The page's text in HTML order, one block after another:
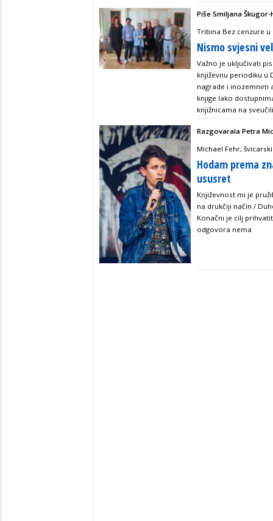
Piše Smiljana Škugor-
Tribina Bez cenzure u
Nismo svjesni
Važno je uključivati
književnu periodiku u
nagrade i inozemnim
knjige lako
knjižnicama na
Razgovarala Petra
Michael Fehr,
Hodam prema
ususret
Književnost mi je
na drukčiji način /
Konačni je cilj
odgovora nema